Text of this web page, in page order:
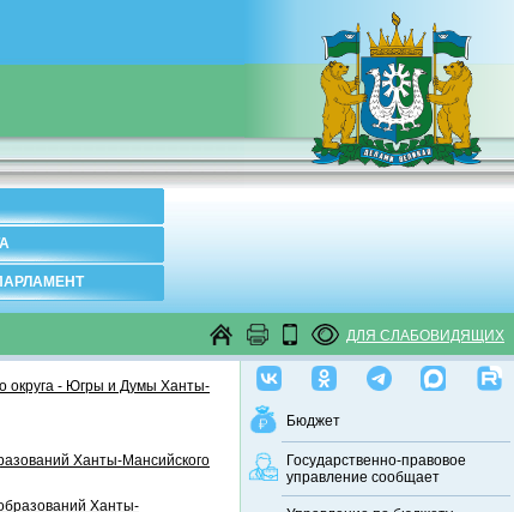
ДЛЯ СЛАБОВИДЯЩИХ
Бюджет
Государственно-правовое
управление сообщает
округа - Югры и Думы Ханты-
Ханты-Мансийского
Ханты-